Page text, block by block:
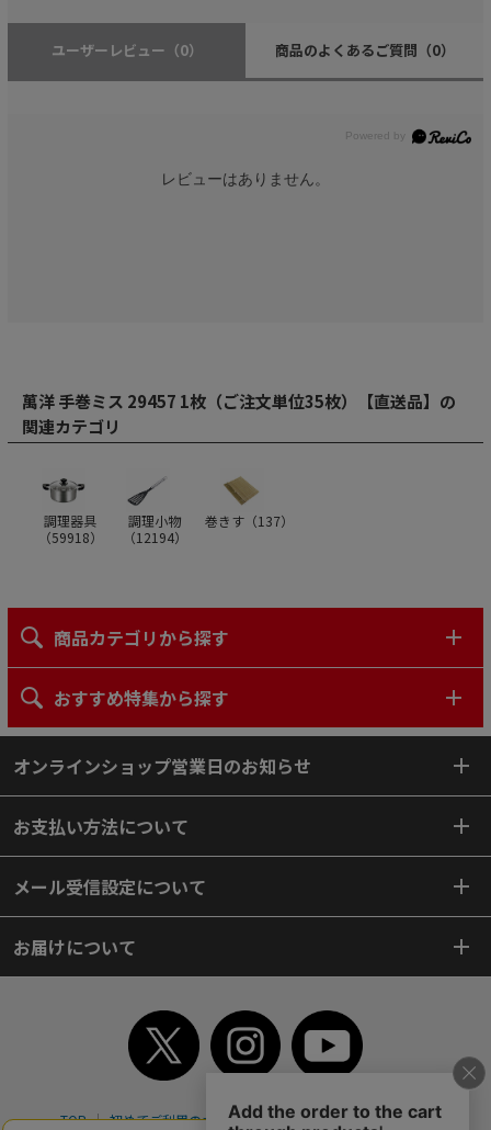
ユーザーレビュー （0） 商品のよくあるご質問 （0）
レビューはありません。
萬洋 手巻ミス 29457 1枚（ご注文単位35枚）【直送品】の
関連カテゴリ
調理器具
（59918）
調理小物
（12194）
巻きす（137）
商品カテゴリから探す
おすすめ特集から探す
オンラインショップ営業日のお知らせ
お支払い方法について
メール受信設定について
お届けについて
TOP 初めてご利用のお客様へ ご利用案内 ご利用規約